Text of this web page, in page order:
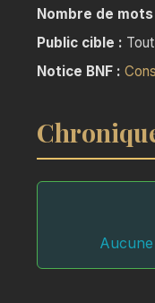
— Appliquer des
émotionnelle et
Le guide
— Sortir de sa
— Transformer
Les outils
méditation
Nombre de
Public cible :
Notice BNF :